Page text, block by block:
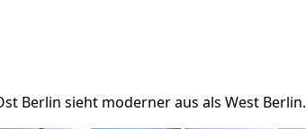
Berlin sieht moderner aus als West Berlin.